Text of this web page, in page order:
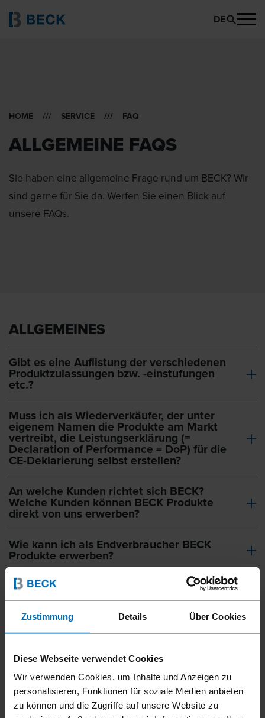
Zustimmung Details Über Cookies
Diese Webseite verwendet Cookies
Wir verwenden Cookies, um Inhalte und Anzeigen zu
personalisieren, Funktionen für soziale Medien anbieten
zu können und die Zugriffe auf unsere Website zu
DE
HOME ///SERVICE /// FAQ
ALLGEMEINE FAQS
Sie haben eine allgemeine Frage rund um BECK? Wir
sind gerne für Sie da. Werfen Sie einen Blick auf
unsere FAQs.
ALLGEMEINES
Gibt es eine Auflistung der verschiedenen
Produktzulassungen bzw. -einstufungen
etc.?
Muss ich als Wiederverkäufer, der unter
eigenem Namen die Produkte am Markt
vertreibt, die Leistungserklärung (=
Declaration of Performance = DoP) für die
CE-Deklarierung selbst erstellen?
An welche Kunden richtet sich BECK?
Welche Kunden können BECK Produkte
direkt von uns erwerben?
Wie kann ich als Endverbraucher BECK
Produkte erwerben?
Welche Angaben sind für eine Anfrage
notwendig?
Passen die Befestigungsmittel auch in
Geräte anderer Anbieter?
Welche Beschichtungen bietet BECK für
korrosionsanfällige Anwendungen an?
Welche Materialien sind bei den